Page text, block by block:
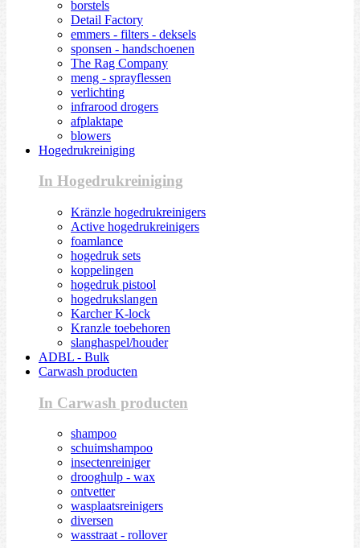
borstels
Detail Factory
emmers - filters - deksels
sponsen - handschoenen
The Rag Company
meng - sprayflessen
verlichting
infrarood drogers
afplaktape
blowers
Hogedrukreiniging
In Hogedrukreiniging
Kränzle hogedrukreinigers
Active hogedrukreinigers
foamlance
hogedruk sets
koppelingen
hogedruk pistool
hogedrukslangen
Karcher K-lock
Kranzle toebehoren
slanghaspel/houder
ADBL - Bulk
Carwash producten
In Carwash producten
shampoo
schuimshampoo
insectenreiniger
drooghulp - wax
ontvetter
wasplaatsreinigers
diversen
wasstraat - rollover